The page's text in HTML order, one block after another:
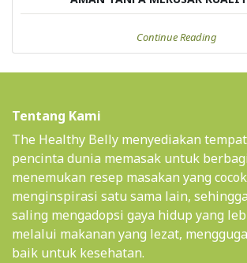
Continue Reading
Tentang Kami
The Healthy Belly menyediakan
pencinta dunia memasak untuk
menemukan resep masakan yang
menginspirasi satu sama lain,
saling mengadopsi gaya hidup yang
melalui makanan yang lezat,
baik untuk kesehatan.